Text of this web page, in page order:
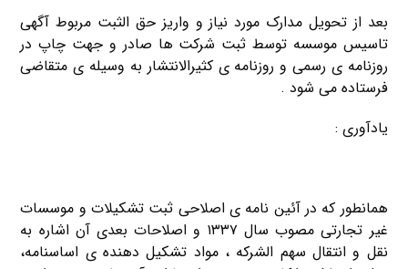
بعد از تحویل مدارک مورد نیاز و واریز حق الثبت مربوط آگهی
تاسیس موسسه توسط ثبت شرکت ها صادر و جهت چاپ در
روزنامه ی رسمی و روزنامه ی کثیرالانتشار به وسیله ی متقاضی
فرستاده می شود .
یادآوری :
همانطور که در آئین نامه ی اصلاحی ثبت تشکیلات و موسسات
غیر تجارتی مصوب سال ۱۳۳۷ و اصلاحات بعدی آن اشاره به
نقل و انتقال سهم الشرکه ، مواد تشکیل دهنده ی اساسنامه،